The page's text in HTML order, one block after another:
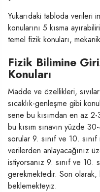
Yukarıdaki tabloda verileri
konularını 5 kısma
temel fizik konuları,
Fizik Bilimine
Konuları
Madde ve özellikleri,
sıcaklık-genleşme gibi
sene bu kısımdan en az
bu kısım sınavın yüzde
sorular 9. sınıf ve 10.
verilerden anlayacağınız
istiyorsanız 9. sınıf ve 10.
gerekmektedir. Son olarak,
beklemekteyiz.